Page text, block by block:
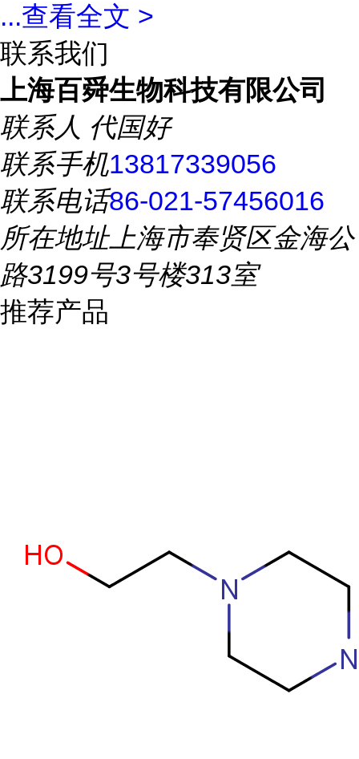
...查看全文 >
联系我们
上海百舜生物科技有限公司
联系人 代国好
联系手机13817339056
联系电话86-021-57456016
所在地址上海市奉贤区金海公
路3199号3号楼313室
推荐产品